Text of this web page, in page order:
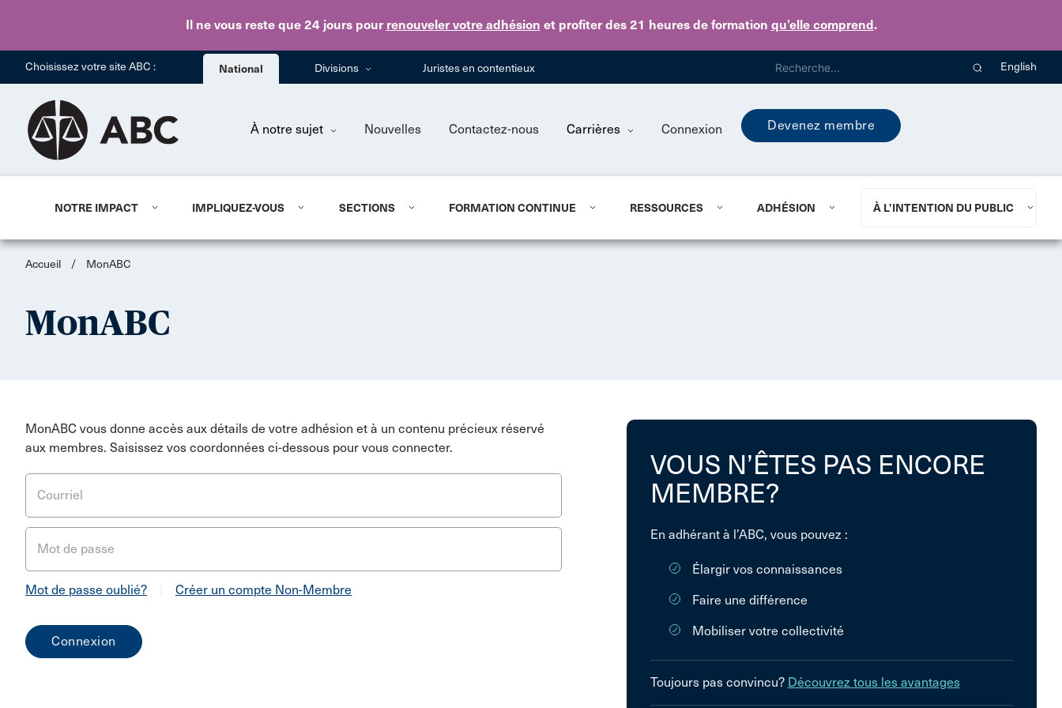
Il ne vous reste que 24 jourspour renouveler votre adhésion et profiter des 21 heures de formation qu’elle comprend.
Skip to main content
Choisissez votre site ABC : National Divisions Juristes en contentieux English
À notre sujet Nouvelles Contactez-nous Carrières Connexion Devenez membre
NOTRE IMPACT IMPLIQUEZ-VOUS SECTIONS FORMATION CONTINUE RESSOURCES ADHÉSION À L’INTENTION DU PUBLIC
Accueil / MonABC
MonABC
MonABC vous donne accès aux détails de votre adhésion et à un contenu précieux réservé
aux membres. Saisissez vos coordonnées ci-dessous pour vous connecter.
Courriel
Mot de passe
Mot de passe oublié? Créer un compte Non-Membre
VOUS N’ÊTES PAS ENCORE
MEMBRE?
En adhérant à l’ABC, vous pouvez :
Élargir vos connaissances
Faire une différence
Mobiliser votre collectivité
Toujours pas convincu? Découvrez tous les avantages